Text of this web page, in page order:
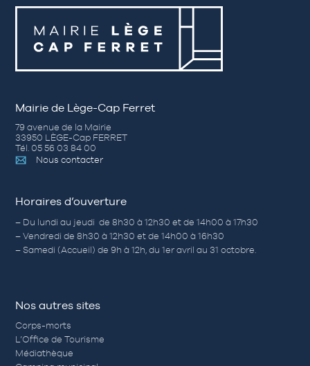
Mairie de Lège-Cap Ferret
79 avenue de la Mairie
33950 LÈGE-Cap FERRET
Tél. 05 56 03 84 00
Nous contacter
Horaires d’ouverture
– Du lundi au jeudi de 8h30 à 12h30 et de 14h00 à 17h30
– Vendredi de 8h30 à 12h30 et de 14h00 à 16h30
– Samedi (Accueil) de 9h à 12h, du 1er avril au 31 octobre.
Nos autres sites
Corps-morts
L’Office de Tourisme
Médiathèque